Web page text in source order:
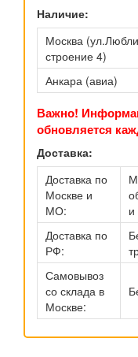
Наличие:
Москва
строение 4)
Анкара (авиа)
Важно!
обновляется
Доставка:
Доставка по
Москве и
МО:
Доставка по
РФ:
Самовывоз
со склада в
Москве: